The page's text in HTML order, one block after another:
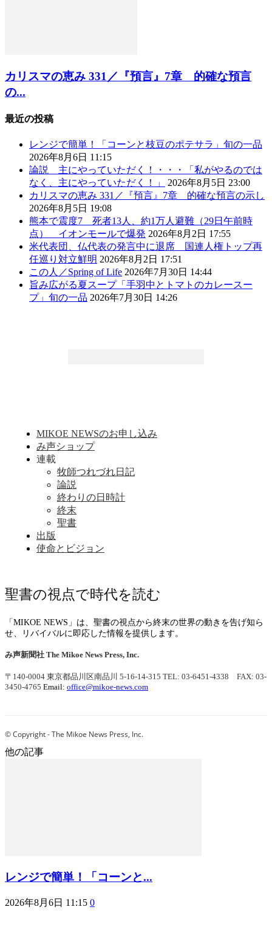
カリスマの恵み 331／『預言』7章 的確な預言
の...
最近の投稿
レンジで簡単！「コーンと枝豆のポテサラ」旬の一品
2026年8月6日 11:15
論説 主にやっていただく！・・・「私がやるのでは
なく、主にやっていただく！」
2026年8月5日 23:00
カリスマの恵み 331／『預言』7章 的確な預言の示し
2026年8月5日 19:08
熊本で震度7 死者13人、約1万人避難（29日午前時
点） イオンモールで爆発 2026年8月2日 17:55
米代表団、仏代表の発言中に退席 国連人権トップ再
任巡り対立鮮明 2026年8月2日 17:51
この人／Spring of Life 2026年7月30日 14:44
旨み広がる夏スープ「手羽中とトマトのカレースー
プ」旬の一品 2026年7月30日 14:26
MIKOE NEWSのお申し込み
み声ショップ
連載
牧師つれづれ日記
論説
終わりの日時計
終末
聖書
出版
使命とビジョン
聖書の視点で時代を読む
「MIKOE NEWS」は、聖書の視点から終末の世界の動きを告げ知ら
せ、リバイバルに即応した情報を提供します。
み声新聞社 The Mikoe News Press, Inc.
〒140-0004 東京都品川区南品川 5-16-14-315 TEL: 03-6451-4338 FAX: 03-
3450-4765 Email: office@mikoe-news.com
© Copyright - The Mikoe News Press, Inc.
他の記事
レンジで簡単！「コーンと...
2026年8月6日 11:15 0